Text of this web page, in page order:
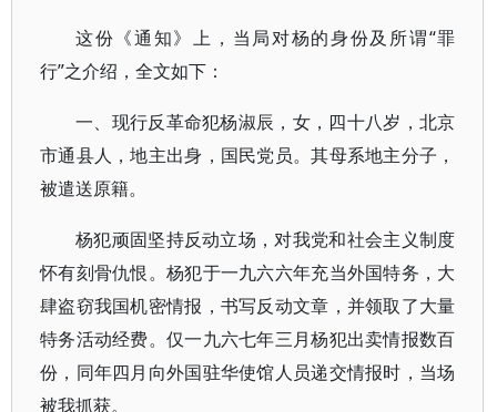
这份《通知》上，当局对杨的身份及所谓“罪
行”之介绍，全文如下：
一、现行反革命犯杨淑辰，女，四十八岁，北京
市通县人，地主出身，国民党员。其母系地主分子，
被遣送原籍。
杨犯顽固坚持反动立场，对我党和社会主义制度
怀有刻骨仇恨。杨犯于一九六六年充当外国特务，大
肆盗窃我国机密情报，书写反动文章，并领取了大量
特务活动经费。仅一九六七年三月杨犯出卖情报数百
份，同年四月向外国驻华使馆人员递交情报时，当场
被我抓获。